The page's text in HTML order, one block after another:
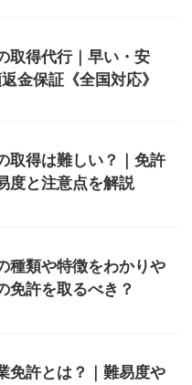
取得代行｜早い・安
金保証《全国対応》
取得は難しい？｜免許
度と注意点を解説
種類や特徴をわかりや
免許を取るべき？
免許とは？｜難易度や